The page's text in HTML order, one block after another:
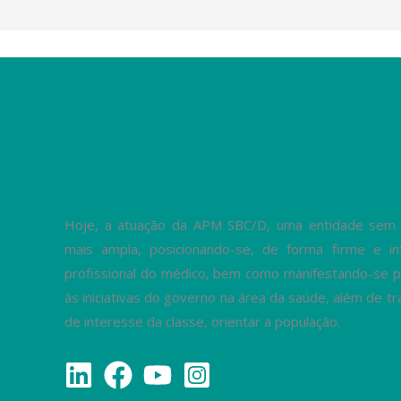
Hoje, a atuação da APM SBC/D, uma entidade
mais ampla, posicionando-se, de forma firme e
profissional do médico, bem como manifestando-se
às iniciativas do governo na área da saúde, além de
de interesse da classe, orientar a população.